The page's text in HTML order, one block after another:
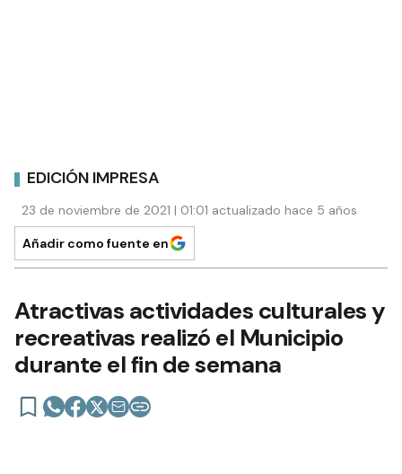
EDICIÓN IMPRESA
23 de noviembre de 2021 | 01:01 actualizado hace 5 años
Añadir como fuente en
Atractivas actividades culturales y
recreativas realizó el Municipio
durante el fin de semana